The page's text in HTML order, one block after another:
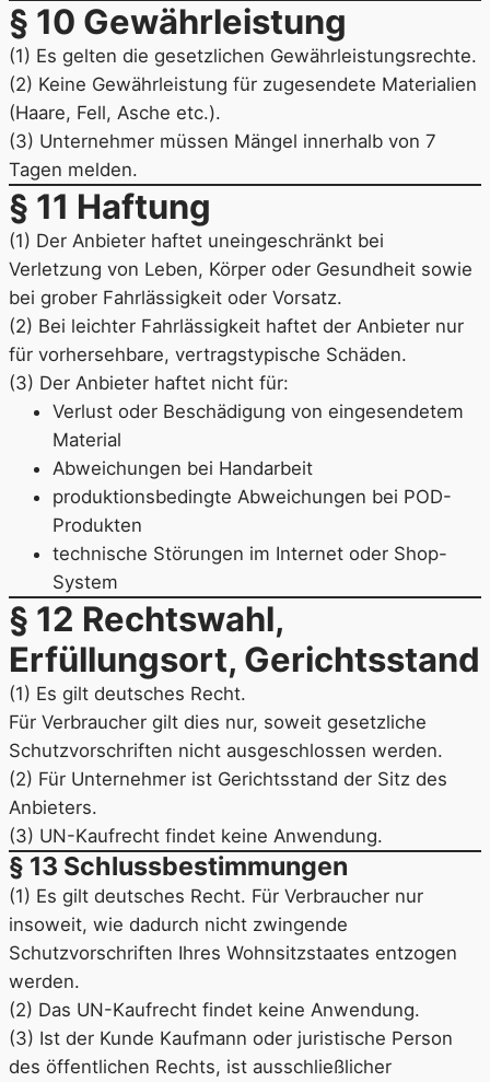
§ 10 Gewährleistung
(1) Es gelten die gesetzlichen Gewährleistungsrechte.
(2) Keine Gewährleistung für zugesendete Materialien
(Haare, Fell, Asche etc.).
(3) Unternehmer müssen Mängel innerhalb von 7
Tagen melden.
§ 11 Haftung
(1) Der Anbieter haftet uneingeschränkt bei
Verletzung von Leben, Körper oder Gesundheit sowie
bei grober Fahrlässigkeit oder Vorsatz.
(2) Bei leichter Fahrlässigkeit haftet der Anbieter nur
für vorhersehbare, vertragstypische Schäden.
(3) Der Anbieter haftet nicht für:
Verlust oder Beschädigung von eingesendetem
Material
Abweichungen bei Handarbeit
produktionsbedingte Abweichungen bei POD-
Produkten
technische Störungen im Internet oder Shop-
System
§ 12 Rechtswahl,
Erfüllungsort, Gerichtsstand
(1) Es gilt deutsches Recht.
Für Verbraucher gilt dies nur, soweit gesetzliche
Schutzvorschriften nicht ausgeschlossen werden.
(2) Für Unternehmer ist Gerichtsstand der Sitz des
Anbieters.
(3) UN-Kaufrecht findet keine Anwendung.
§ 13 Schlussbestimmungen
(1) Es gilt deutsches Recht. Für Verbraucher nur
insoweit, wie dadurch nicht zwingende
Schutzvorschriften Ihres Wohnsitzstaates entzogen
werden.
(2) Das UN-Kaufrecht findet keine Anwendung.
(3) Ist der Kunde Kaufmann oder juristische Person
des öffentlichen Rechts, ist ausschließlicher